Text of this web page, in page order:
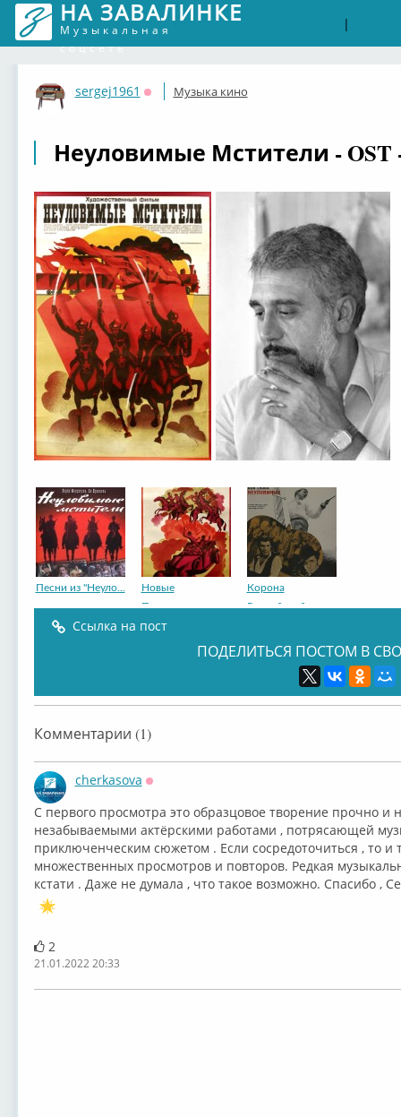
НА ЗАВАЛИНКЕ
Музыкальная
соцсеть
|
sergej1961
Оффлайн
Музыка кино
Неуловимые Мстители - OST
Песни из "Неуло...
Новые
Приключения
Корона
Российской
Ссылка на пост
ПОДЕЛИТЬСЯ ПОСТОМ В
Комментарии (1)
cherkasova
С первого просмотра это образцовое творение прочно и
незабываемыми актёрскими работами , потрясающей
приключенческим сюжетом . Если сосредоточиться , то
множественных просмотров и повторов. Редкая
кстати . Даже не думала , что такое возможно. Спасибо ,
2
21.01.2022 20:33